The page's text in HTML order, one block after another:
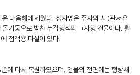
다음해에 세웠다. 정자명은 주자의 시 (관서유
기둥으로 받친 누각형식의 ㄱ자형 건물이다. 활
접객용 다실이 있다.
에 다시 복원하였으며, 건물의 전면에는 행랑채